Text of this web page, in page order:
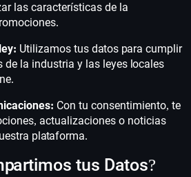
las características de la
Utilizamos tus datos para cumplir
de la industria y las leyes locales
Con tu consentimiento, te
actualizaciones o noticias
plataforma.
tus Datos?